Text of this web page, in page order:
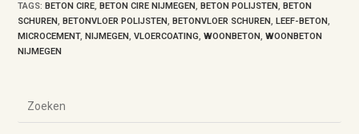
TAGS: BETON CIRE, BETON CIRE NIJMEGEN, BETON POLIJSTEN, BETON
SCHUREN, BETONVLOER POLIJSTEN, BETONVLOER SCHUREN, LEEF-BETON,
MICROCEMENT, NIJMEGEN, VLOERCOATING, WOONBETON, WOONBETON
NIJMEGEN